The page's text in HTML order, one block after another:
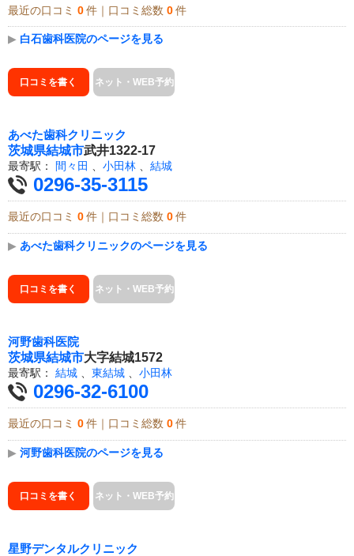
最近の口コミ 0 件｜口コミ総数 0 件
▶ 白石歯科医院のページを見る
口コミを書く ネット・WEB予約
あべた歯科クリニック
茨城県結城市武井1322-17
最寄駅： 間々田 小田林 結城
0296-35-3115
最近の口コミ 0 件｜口コミ総数 0 件
▶ あべた歯科クリニックのページを見る
口コミを書く ネット・WEB予約
河野歯科医院
茨城県結城市大字結城1572
最寄駅： 結城 東結城 小田林
0296-32-6100
最近の口コミ 0 件｜口コミ総数 0 件
▶ 河野歯科医院のページを見る
口コミを書く ネット・WEB予約
星野デンタルクリニック